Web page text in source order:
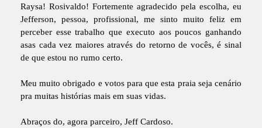
Raysa! Rosivaldo! Fortemente agradecido pela escolha, eu
Jefferson, pessoa, profissional, me sinto muito feliz em
perceber esse trabalho que executo aos poucos ganhando
asas cada vez maiores através do retorno de vocês, é sinal
de que estou no rumo certo.
Meu muito obrigado e votos para que esta praia seja cenário
pra muitas histórias mais em suas vidas.
Abraços do, agora parceiro, Jeff Cardoso.